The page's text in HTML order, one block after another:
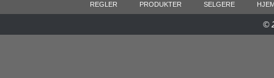
REGLER PRODUKTER SELGERE
©